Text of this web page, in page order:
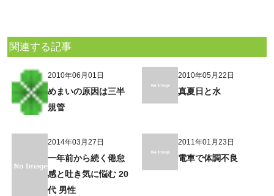
関連する記事
2010年06月01日
めまいの原因は三半
規管
2010年05月22日
真夏日と水
2014年03月27日
一年前から続く倦怠
感と吐き気に悩む 20
代 男性
2011年01月23日
電車で体調不良